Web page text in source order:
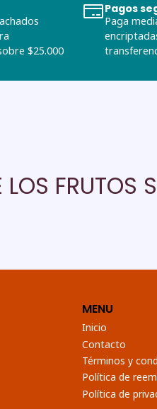
$25.000
Pagos
Paga
LOS FRUTOS
MENU
Inicio
Contacto
Términos y
Política de
Política de